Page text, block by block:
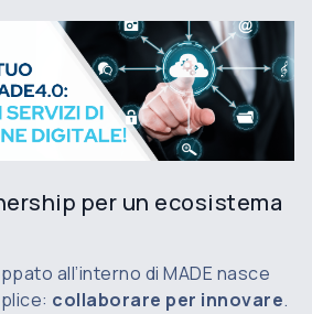
per un ecosistema
all’interno di MADE nasce
collaborare per innovare.